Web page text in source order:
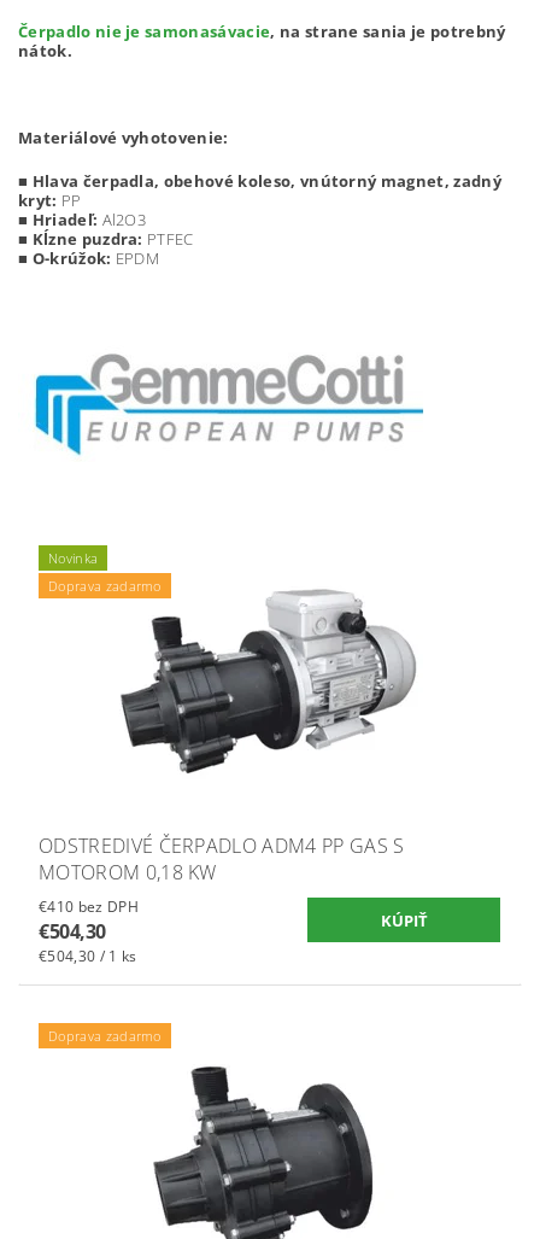
Čerpadlo nie je samonasávacie, na strane sania je potrebný
nátok.
Materiálové vyhotovenie:
■ Hlava čerpadla, obehové koleso, vnútorný magnet, zadný
kryt: PP
■ Hriadeľ: Al2O3
■ Kĺzne puzdra: PTFEC
■ O-krúžok: EPDM
Novinka
Doprava zadarmo
ODSTREDIVÉ ČERPADLO ADM4 PP GAS S
MOTOROM 0,18 KW
€410 bez DPH
€504,30
€504,30 / 1 ks
Doprava zadarmo